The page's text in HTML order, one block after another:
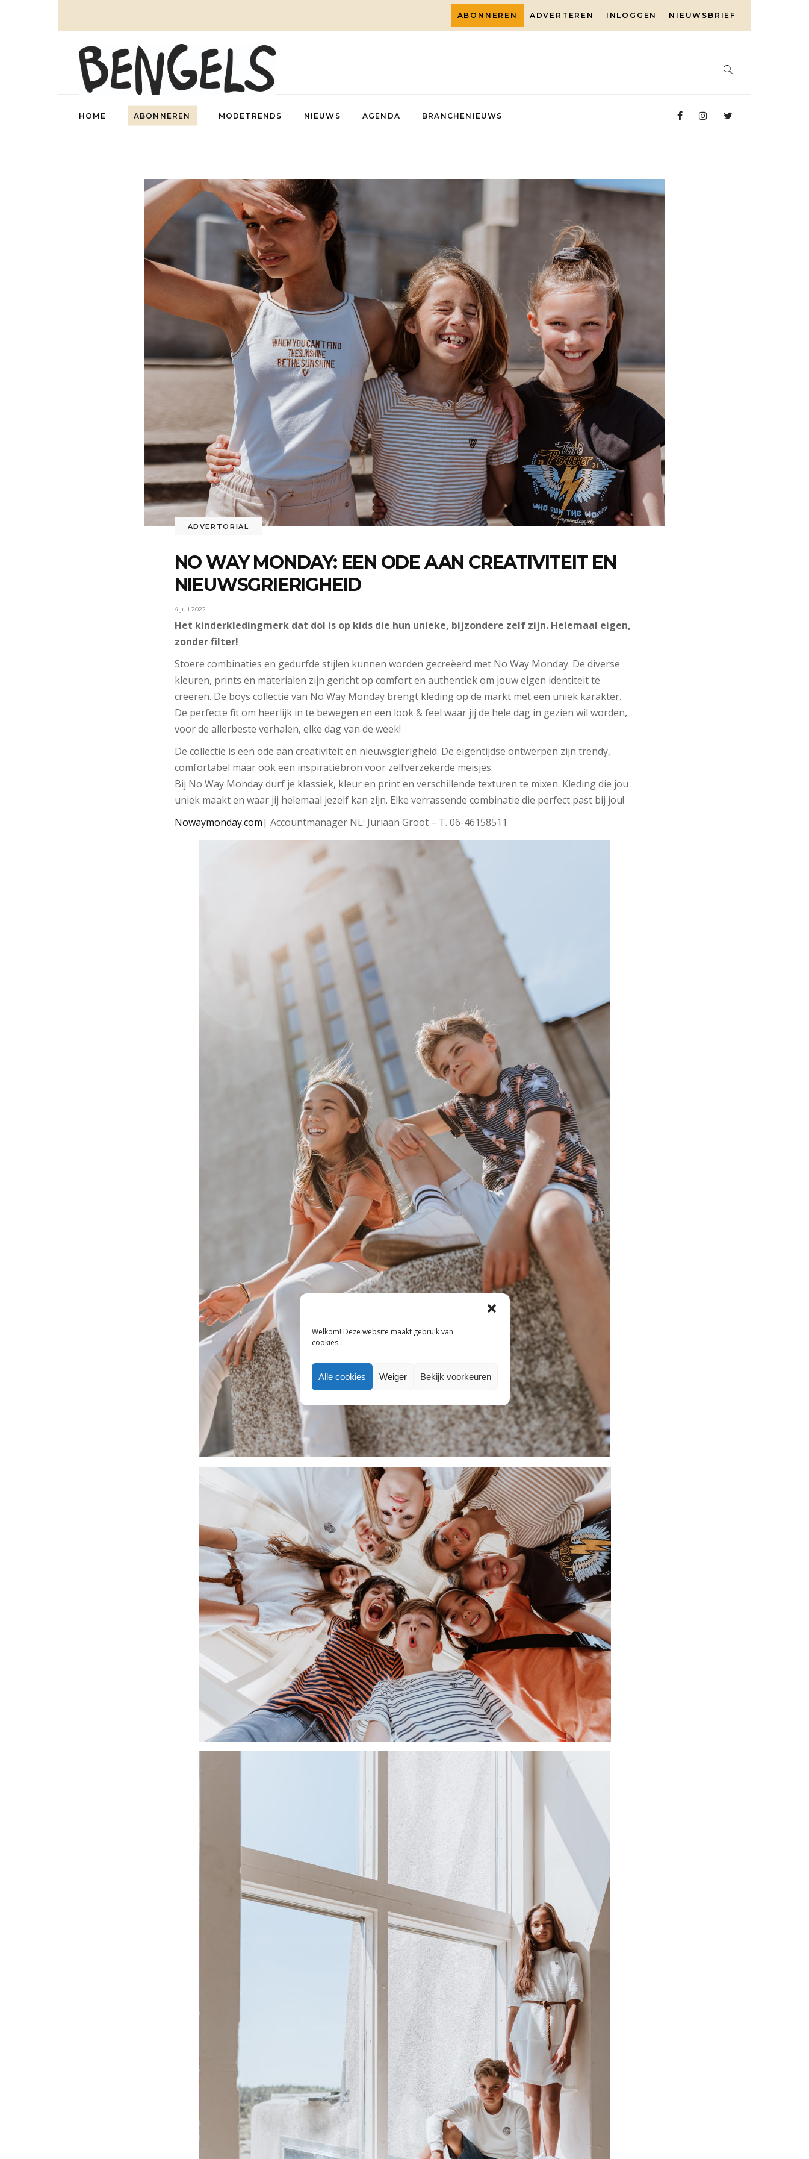
Welkom! Deze website maakt gebruik van
cookies.
Alle cookies Weiger Bekijk voorkeuren
ABONNEREN ADVERTEREN INLOGGEN NIEUWSBRIEF
HOME ABONNEREN MODETRENDS NIEUWS AGENDA BRANCHENIEUWS
ADVERTORIAL
NO WAY MONDAY: EEN ODE AAN CREATIVITEIT EN
NIEUWSGRIERIGHEID
4 juli 2022
Het kinderkledingmerk dat dol is op kids die hun unieke, bijzondere zelf zijn. Helemaal eigen,
zonder filter!
Stoere combinaties en gedurfde stijlen kunnen worden gecreëerd met No Way Monday. De diverse
kleuren, prints en materialen zijn gericht op comfort en authentiek om jouw eigen identiteit te
creëren. De boys collectie van No Way Monday brengt kleding op de markt met een uniek karakter.
De perfecte fit om heerlijk in te bewegen en een look & feel waar jij de hele dag in gezien wil worden,
voor de allerbeste verhalen, elke dag van de week!
De collectie is een ode aan creativiteit en nieuwsgierigheid. De eigentijdse ontwerpen zijn trendy,
comfortabel maar ook een inspiratiebron voor zelfverzekerde meisjes.
Bij No Way Monday durf je klassiek, kleur en print en verschillende texturen te mixen. Kleding die jou
uniek maakt en waar jij helemaal jezelf kan zijn. Elke verrassende combinatie die perfect past bij jou!
Nowaymonday.com| Accountmanager NL: Juriaan Groot – T. 06-46158511